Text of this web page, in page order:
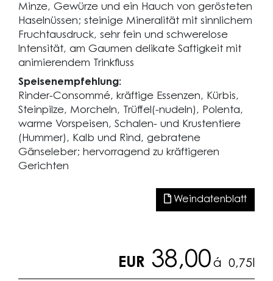
Minze, Gewürze und ein Hauch von gerösteten
Haselnüssen; steinige Mineralität mit sinnlichem
Fruchtausdruck, sehr fein und schwerelose
Intensität, am Gaumen delikate Saftigkeit mit
animierendem Trinkfluss
Speisenempfehlung:
Rinder-Consommé, kräftige Essenzen, Kürbis,
Steinpilze, Morcheln, Trüffel(-nudeln), Polenta,
warme Vorspeisen, Schalen- und Krustentiere
(Hummer), Kalb und Rind, gebratene
Gänseleber; hervorragend zu kräftigeren
Gerichten
Weindatenblatt
EUR 38,00 á 0,75l